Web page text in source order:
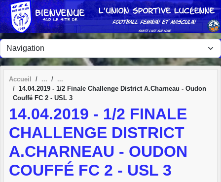
Accueil
14.04.2019 - 1/2 Finale Challenge District A.Charneau - Oudon
Couffé FC 2 - USL 3
14.04.2019 - 1/2 FINALE
CHALLENGE DISTRICT
A.CHARNEAU - OUDON
COUFFÉ FC 2 - USL 3
Panneau de gestion des cookies